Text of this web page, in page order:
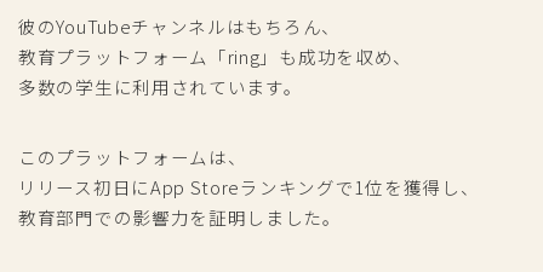
彼のYouTubeチャンネルはもちろん、
教育プラットフォーム「ring」も成功を収め、
多数の学生に利用されています。
このプラットフォームは、
リリース初日にApp Storeランキングで1位を獲得し、
教育部門での影響力を証明しました。